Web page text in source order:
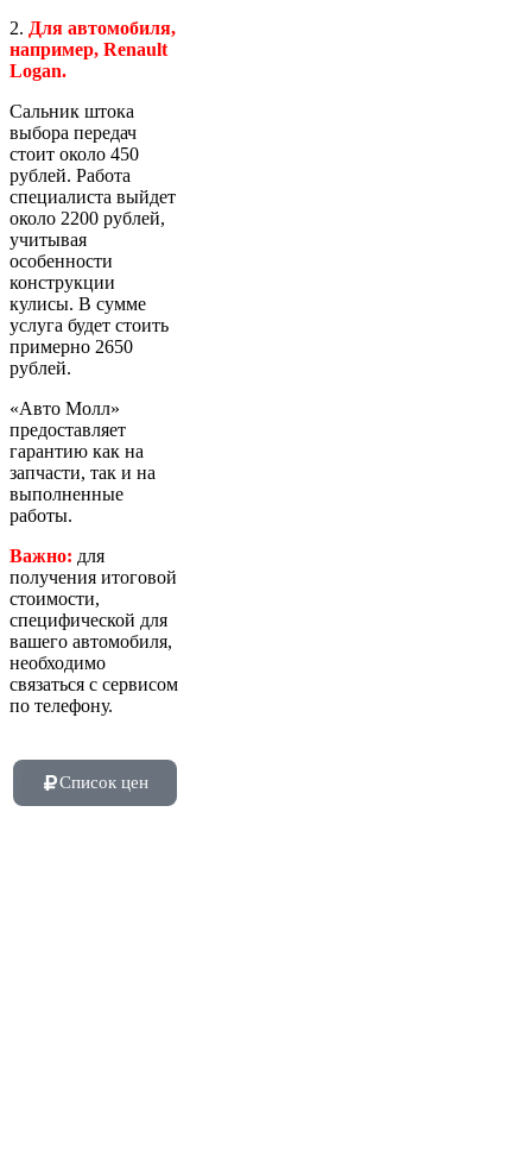
2. Для автомобиля,
например, Renault
Logan.
Сальник штока
выбора передач
стоит около 450
рублей. Работа
специалиста выйдет
около 2200 рублей,
учитывая
особенности
конструкции
кулисы. В сумме
услуга будет стоить
примерно 2650
рублей.
«Авто Молл»
предоставляет
гарантию как на
запчасти, так и на
выполненные
работы.
Важно: для
получения итоговой
стоимости,
специфической для
вашего автомобиля,
необходимо
связаться с сервисом
по телефону.
Список цен